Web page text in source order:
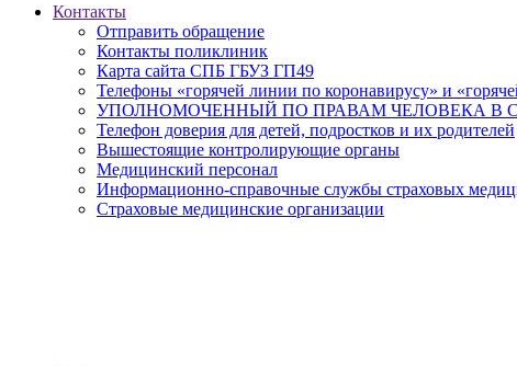
Контакты
Отправить обращение
Контакты поликлиник
Карта сайта СПБ ГБУЗ ГП49
Телефоны «горячей линии по коронавирусу» и
УПОЛНОМОЧЕННЫЙ ПО ПРАВАМ ЧЕЛОВЕКА В
Телефон доверия для детей, подростков и их родителей
Вышестоящие контролирующие органы
Медицинский персонал
Информационно-справочные службы страховых
Страховые медицинские организации